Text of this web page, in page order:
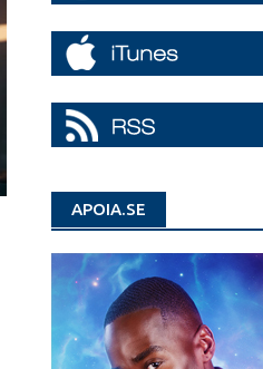
APOIA.SE